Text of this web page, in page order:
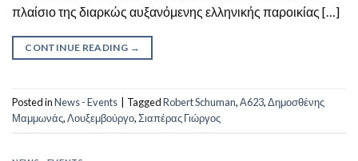
πλαίσιο της διαρκώς αυξανόμενης ελληνικής παροικίας […]
CONTINUE READING →
Posted inNews - Events TaggedRobert Schuman,Α623,Δημοσθένης
Μαμμωνάς,Λουξεμβούργο,Σιαπέρας Γιώργος